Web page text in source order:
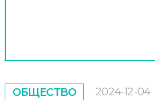
ОБЩЕСТВО 2024-12-04